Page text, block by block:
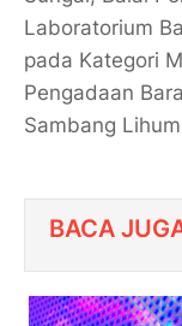
Laboratorium
pada Kategori
Pengadaan
Sambang
BACA